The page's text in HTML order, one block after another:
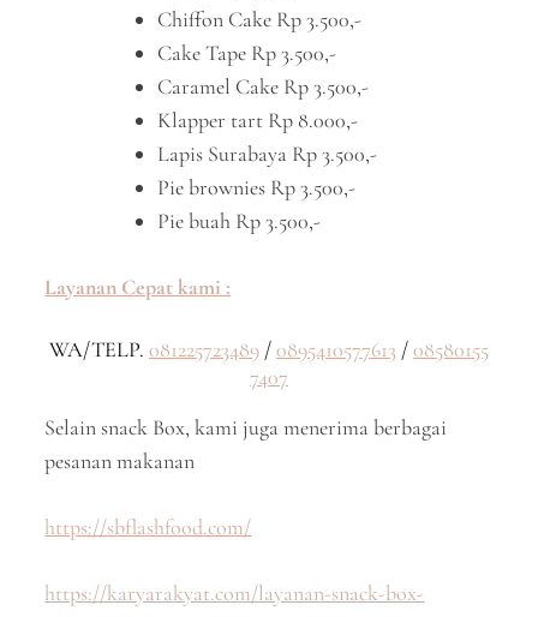
Chiffon Cake Rp 3.500,-
Cake Tape Rp 3.500,-
Caramel Cake Rp 3.500,-
Klapper tart Rp 8.000,-
Lapis Surabaya Rp 3.500,-
Pie brownies Rp 3.500,-
Pie buah Rp 3.500,-
Layanan Cepat kami :
WA/TELP. 081225723489 /0895410577613 /08580155
7407
Selain snack Box, kami juga menerima berbagai
pesanan makanan
https://sbflashfood.com/
https://karyarakyat.com/layanan-snack-box-